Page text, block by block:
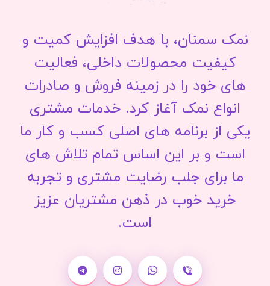
نمک سمنان، با هدف افزایش کمیت و
کیفیت محصولات داخلی، فعالیت
های خود را در زمینه فروش و صادرات
انواع نمک آغاز کرد. خدمات مشتری
یکی از برنامه های اصلی کسب و کار ما
است و بر این اساس تمام تلاش های
ما برای جلب رضایت مشتری و تجربه
خرید خوب در ذهن مشتریان عزیز
است.